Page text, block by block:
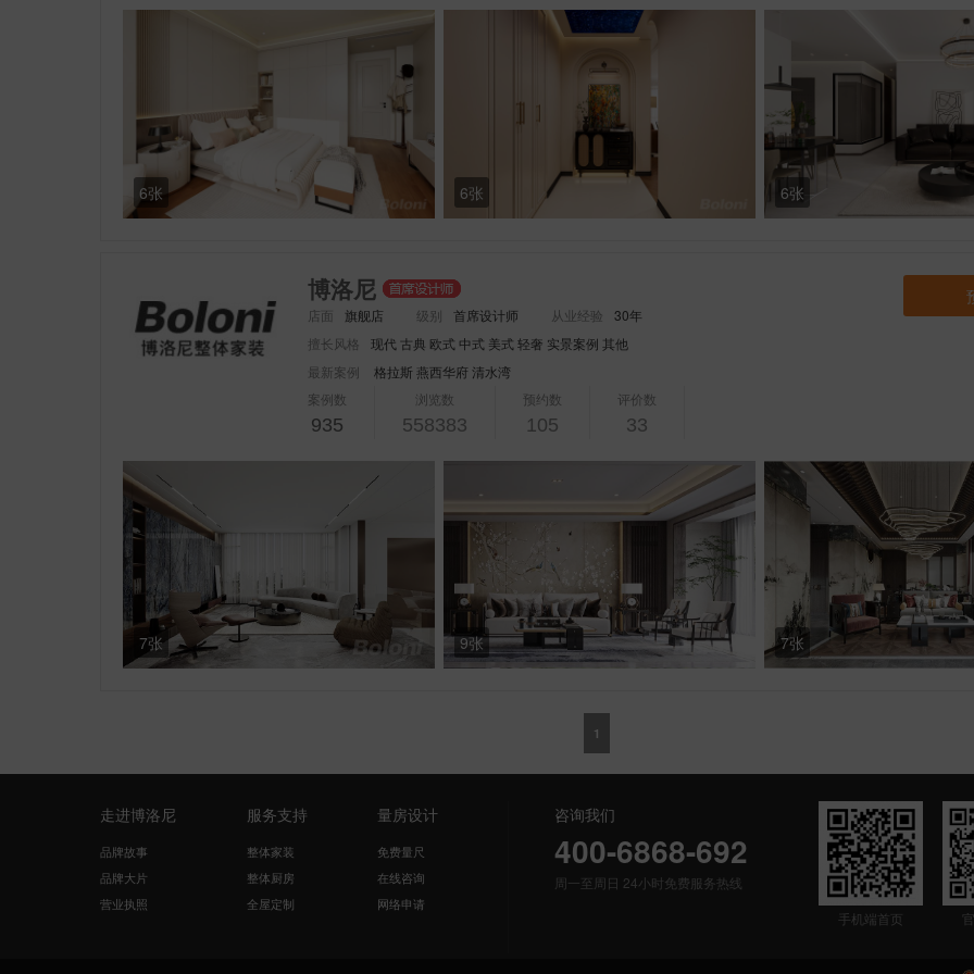
6张 6张 6张
博洛尼
店面 旗舰店 级别 首席设计师 从业经验
30年
擅长风格
现代 古典 欧式 中式 美式 轻奢 实景案例 其他
最新案例
格拉斯 燕西华府 清水湾
案例数
935
浏览数
558383
预约数
105
评价数
33
7张 9张 7张
1
走进博洛尼
品牌故事
品牌大片
营业执照
服务支持
整体家装
整体厨房
全屋定制
量房设计
免费量尺
在线咨询
网络申请
咨询我们
400-6868-692
周一至周日 24小时免费服务热线
手机端首页